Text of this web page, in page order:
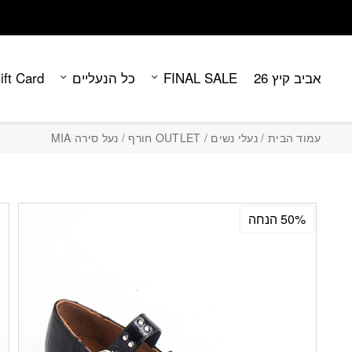
אביב קיץ 26 FINAL SALE כל הנעליים Card
עמוד הבית / נעלי נשים / OUTLET חורף / נעל סירה MIA
50% הנחה